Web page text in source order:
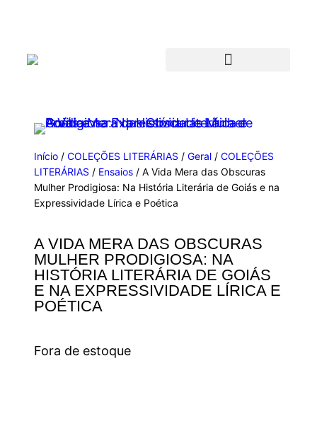
Início /COLEÇÕES LITERÁRIAS /Geral /COLEÇÕES
LITERÁRIAS / Ensaios / A Vida Mera das Obscuras
Mulher Prodigiosa: Na História Literária de Goiás e na
Expressividade Lírica e Poética
A VIDA MERA DAS OBSCURAS
MULHER PRODIGIOSA: NA
HISTÓRIA LITERÁRIA DE GOIÁS
E NA EXPRESSIVIDADE LÍRICA E
POÉTICA
Fora de estoque